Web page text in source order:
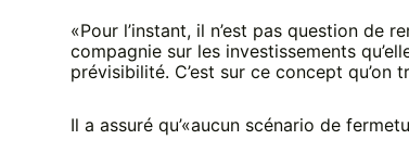
«Pour l’instant, il n’est pas question de
compagnie sur les investissements
prévisibilité. C’est sur ce concept qu’on
Il a assuré qu’«aucun scénario de